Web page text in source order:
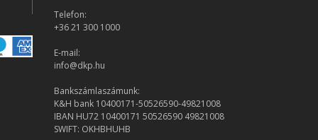
Telefon:
+36 21 300 1000
E-mail:
info@dkp.hu
Bankszámlaszámunk:
K&H bank 10400171-50526590-49821008
IBAN HU72 10400171 50526590 49821008
SWIFT: OKHBHUHB